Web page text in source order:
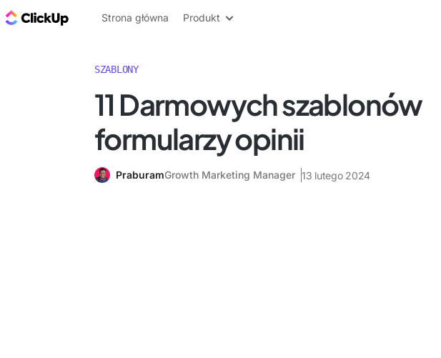
ClickUp Blog
Strona główna Produkt
SZABLONY
11 Darmowych szablonów
formularzy opinii
PraburamGrowth Marketing Manager 13 lutego 2024